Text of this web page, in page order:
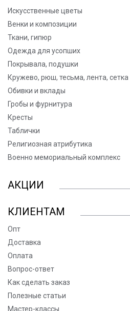
Искусственные цветы
Венки и композиции
Ткани, гипюр
Одежда для усопших
Покрывала, подушки
Кружево, рюш, тесьма, лента, сетка
Обивки и вклады
Гробы и фурнитура
Кресты
Таблички
Религиозная атрибутика
Военно мемориальный комплекс
АКЦИИ
КЛИЕНТАМ
Опт
Доставка
Оплата
Вопрос-ответ
Как сделать заказ
Полезные статьи
Мастер-классы